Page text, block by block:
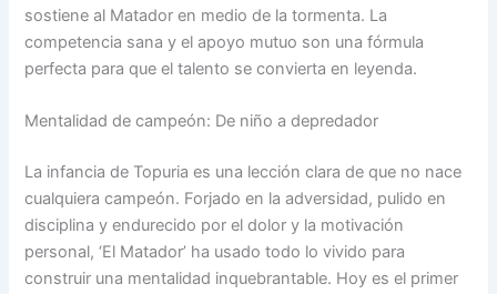
sostiene al Matador en medio de la tormenta. La
competencia sana y el apoyo mutuo son una fórmula
perfecta para que el talento se convierta en leyenda.
Mentalidad de campeón: De niño a depredador
La infancia de Topuria es una lección clara de que no nace
cualquiera campeón. Forjado en la adversidad, pulido en
disciplina y endurecido por el dolor y la motivación
personal, ‘El Matador’ ha usado todo lo vivido para
construir una mentalidad inquebrantable. Hoy es el primer